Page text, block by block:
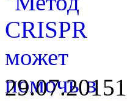
29.07.2015